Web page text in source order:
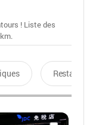
! Liste des
Restaurants